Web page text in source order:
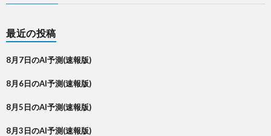
最近の投稿
8月7日のAI予測(速報版)
8月6日のAI予測(速報版)
8月5日のAI予測(速報版)
8月3日のAI予測(速報版)